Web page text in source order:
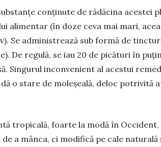
conținute de ră­dăcina acestei
alimentar (în doze ceva mai mari,
Se administrează sub formă de
De regulă, se iau 20 de picături în
Singurul inconvenient al acestui
o stare de moleșeală, deloc potrivită
tropicală, foarte la modă în Occident,
a mânca, ci modifică pe cale na­tu­­rală